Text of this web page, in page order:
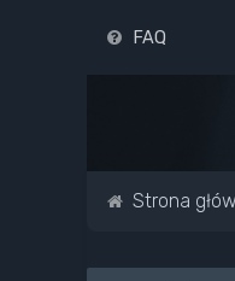
FAQ
Strona